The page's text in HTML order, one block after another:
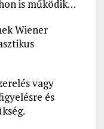
is működik…
Wiener
vagy
és